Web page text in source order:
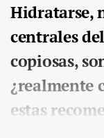
Hidratarse,
centrales
copiosas,
¿realmente
estas